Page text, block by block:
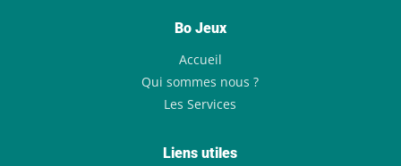
Bo Jeux
Accueil
Qui sommes nous ?
Les Services
Liens utiles